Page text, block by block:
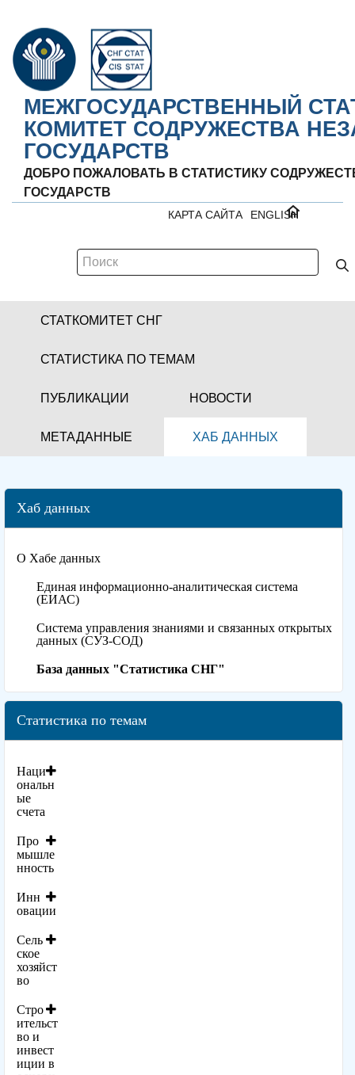
МЕЖГОСУДАРСТВЕННЫЙ
КОМИТЕТ СОДРУЖЕСТВА
ГОСУДАРСТВ
ДОБРО ПОЖАЛОВАТЬ В СТАТИСТИКУ
ГОСУДАРСТВ
ENGLISH
КАРТА САЙТА
СТАТКОМИТЕТ СНГ
СТАТИСТИКА ПО ТЕМАМ
ПУБЛИКАЦИИ НОВОСТИ
МЕТАДАННЫЕ ХАБ ДАННЫХ
Хаб данных
О Хабе данных
Единая информационно-аналитическая система
(ЕИАС)
Система управления знаниями и связанных открытых
данных (СУЗ-СОД)
База данных "Статистика СНГ"
Статистика по темам
Наци
ональн
ые
счета
Про
мышле
нность
Инн
овации
Сель
ское
хозяйст
во
Стро
ительст
во и
инвест
иции в